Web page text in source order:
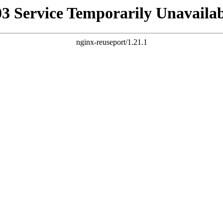
Service Temporarily
nginx-reuseport/1.21.1